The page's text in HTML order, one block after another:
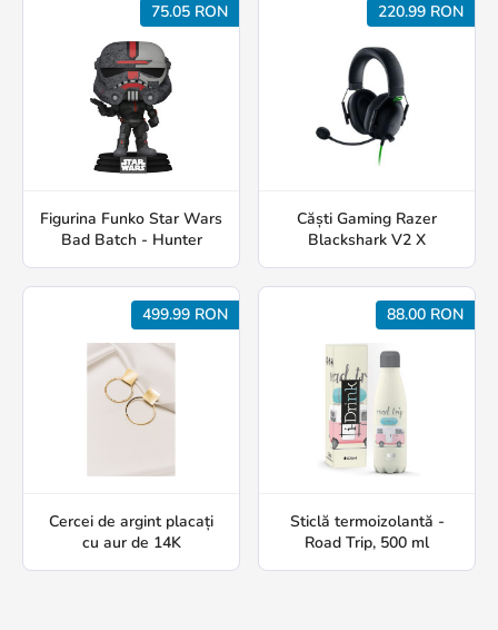
75.05 RON
Figurina Funko Star Wars
Bad Batch - Hunter
220.99 RON
Căști Gaming Razer
Blackshark V2 X
499.99 RON
Cercei de argint placați
cu aur de 14K
88.00 RON
Sticlă termoizolantă -
Road Trip, 500 ml